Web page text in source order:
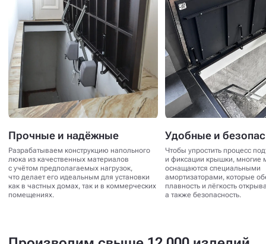
Прочные и надёжные
Разрабатываем конструкцию напольного
люка из качественных материалов
с учётом предполагаемых нагрузок,
что делает его идеальным для установки
как в частных домах, так и в коммерческих
помещениях.
Удобные и
Чтобы упростить процесс
и фиксации крышки, многие
оснащаются специальными
амортизаторами, которые
плавность и лёгкость
а также безопасность.